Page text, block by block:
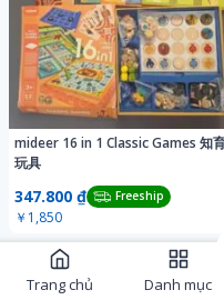
mideer 16 in 1 Classic Games 知
玩具
347.800 ₫ Freeship
￥1,850
Trang chủ Danh mục